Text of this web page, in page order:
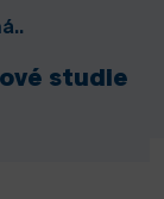
studie